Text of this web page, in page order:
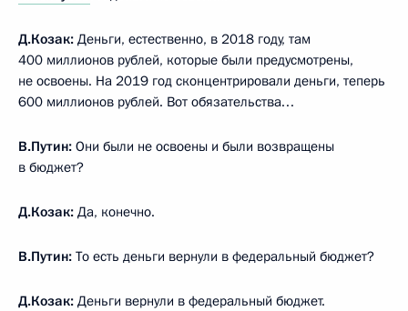
Д.Козак: Деньги, естественно, в 2018 году, там
400 миллионов рублей, которые были предусмотрены,
не освоены. На 2019 год сконцентрировали деньги, теперь
600 миллионов рублей. Вот обязательства…
В.Путин: Они были не освоены и были возвращены
в бюджет?
Д.Козак: Да, конечно.
В.Путин: То есть деньги вернули в федеральный бюджет?
Д.Козак: Деньги вернули в федеральный бюджет.